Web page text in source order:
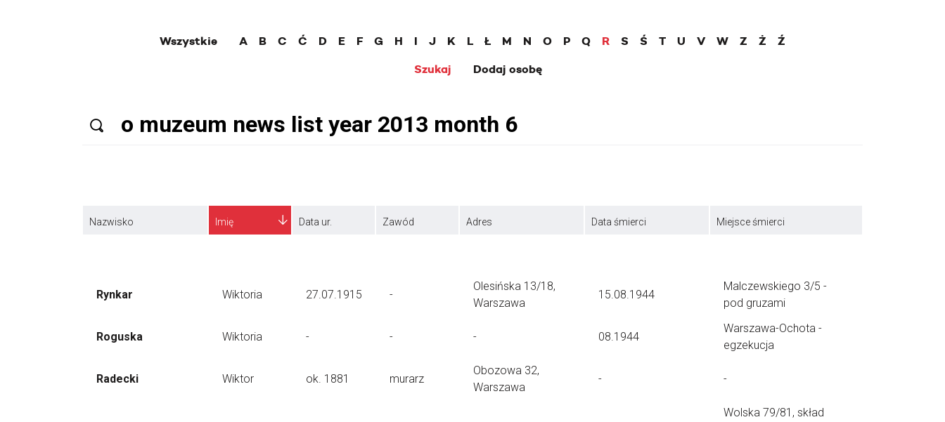
Wszystkie A B C Ć D E F G H I J K L Ł M N O P Q R S Ś T U V W Z Ż
Ź
Szukaj
Dodaj osobę
Nazwisko Imię Data ur. Zawód Adres Data śmierci Miejsce śmierci
Rynkar Wiktoria 27.07.1915 -
Olesińska 13/18,
Warszawa
15.08.1944
Malczewskiego 3/5 -
pod gruzami
Roguska Wiktoria - - - 08.1944
Warszawa-Ochota -
egzekucja
Radecki Wiktor ok. 1881 murarz
Obozowa 32,
Warszawa
- -
Wolska 79/81, skład